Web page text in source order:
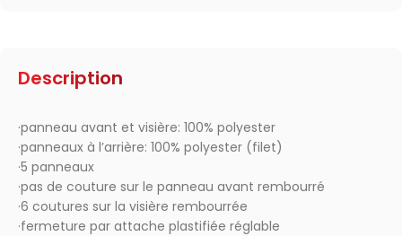
Description
·panneau avant et visière: 100% polyester
·panneaux à l’arrière: 100% polyester (filet)
·5 panneaux
·pas de couture sur le panneau avant rembourré
·6 coutures sur la visière rembourrée
·fermeture par attache plastifiée réglable